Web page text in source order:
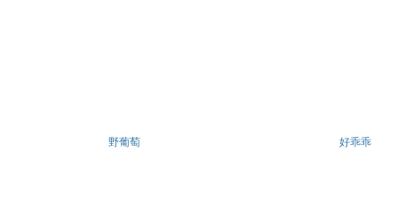
野葡萄 好乖乖